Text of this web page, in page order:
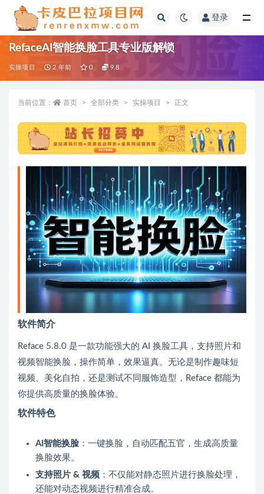
登录
RefaceAI智能换脸工具专业版解锁
实操项目 2 年前 0 9.8
当前位置： 首页 全部分类 实操项目 正文
软件简介
Reface 5.8.0 是一款功能强大的 AI 换脸工具，支持照片和
视频智能换脸，操作简单，效果逼真。无论是制作趣味短
视频、美化自拍，还是测试不同服饰造型，Reface 都能为
你提供高质量的换脸体验。
软件特色
AI智能换脸：一键换脸，自动匹配五官，生成高质量
换脸效果。
支持照片 & 视频 ：不仅能对静态照片进行换脸处理，
还能对动态视频进行精准合成。
全部